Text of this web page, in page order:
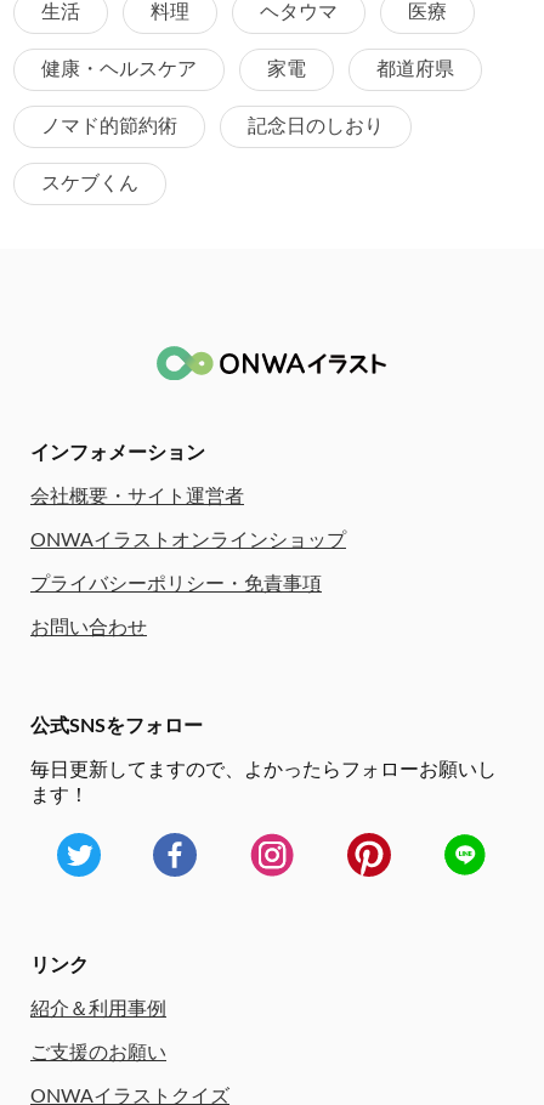
生活 料理 ヘタウマ 医療
健康・ヘルスケア 家電 都道府県
ノマド的節約術 記念日のしおり
スケブくん
インフォメーション
会社概要・サイト運営者
ONWAイラストオンラインショップ
プライバシーポリシー・免責事項
お問い合わせ
公式SNSをフォロー
毎日更新してますので、
よかったらフォローお願いし
ます！
リンク
紹介＆利用事例
ご支援のお願い
ONWAイラストクイズ